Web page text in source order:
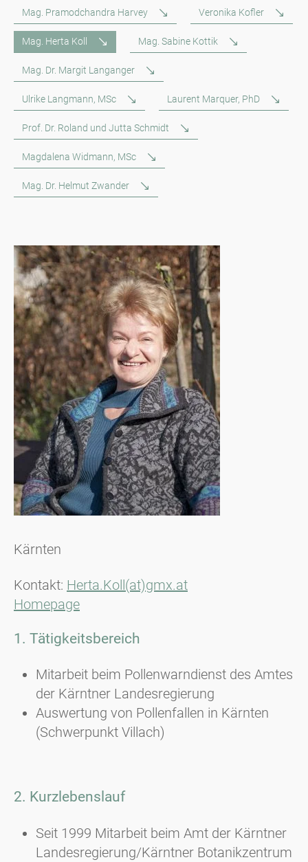
Mag. Pramodchandra Harvey Veronika Kofler
Mag. Herta Koll Mag. Sabine Kottik
Mag. Dr. Margit Langanger
Ulrike Langmann, MSc Laurent Marquer, PhD
Prof. Dr. Roland und Jutta Schmidt
Magdalena Widmann, MSc
Mag. Dr. Helmut Zwander
Kärnten
Kontakt: Herta.Koll(at)gmx.at
Homepage
1. Tätigkeitsbereich
Mitarbeit beim Pollenwarndienst des Amtes
der Kärntner Landesregierung
Auswertung von Pollenfallen in Kärnten
(Schwerpunkt Villach)
2. Kurzlebenslauf
Seit 1999 Mitarbeit beim Amt der Kärntner
Landesregierung/Kärntner Botanikzentrum